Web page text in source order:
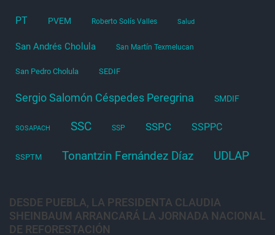
PT PVEM Roberto Solís Valles Salud
San Andrés Cholula San Martín Texmelucan
San Pedro Cholula SEDIF
Sergio Salomón Céspedes Peregrina SMDIF
SOSAPACH SSC SSP SSPC SSPPC
SSPTM Tonantzin Fernández Díaz UDLAP
DESDE PUEBLA, LA PRESIDENTA CLAUDIA
SHEINBAUM ARRANCARÁ LA JORNADA NACIONAL
DE REFORESTACIÓN